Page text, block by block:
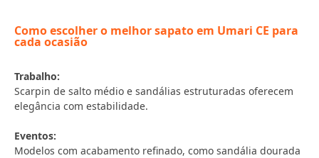
Como escolher o melhor sapato em Umari CE para
cada ocasião
Trabalho:
Scarpin de salto médio e sandálias estruturadas oferecem
elegância com estabilidade.
Eventos:
Modelos com acabamento refinado, como sandália dourada